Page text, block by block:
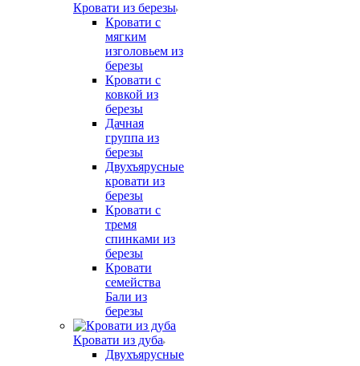
Кровати из березы
Кровати с
мягким
изголовьем из
березы
Кровати с
ковкой из
березы
Дачная
группа из
березы
Двухъярусные
кровати из
березы
Кровати с
тремя
спинками из
березы
Кровати
семейства
Бали из
березы
Кровати из дуба
Двухъярусные